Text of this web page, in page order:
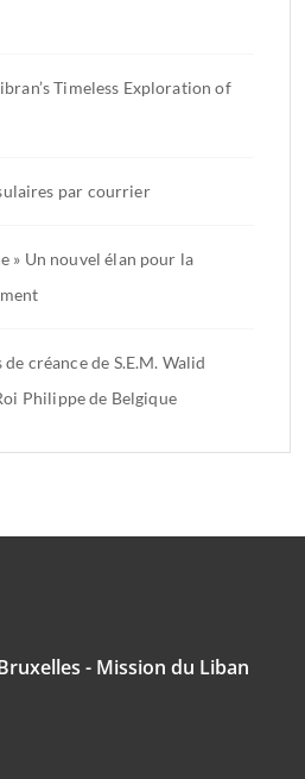
Timeless Exploration of
par courrier
» Un nouvel élan pour la
créance de S.E.M. Walid
Philippe de Belgique
- Mission du Liban